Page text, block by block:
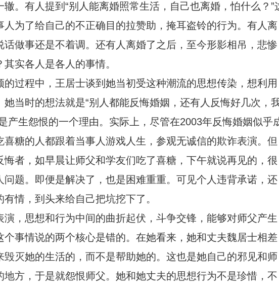
。有人提到“别人能离婚照常生活，自己也离婚，怕什么？”
为了给自己的不正确目的拉赞助，掩耳盗铃的行为。有人离
话做事还是不着调。还有人离婚了之后，至今形影相吊，悲惨
实各人是各人的事情。
过程中，王居士谈到她当初受这种潮流的思想传染，想利用
当时的想法就是“别人都能反悔婚姻，还有人反悔好几次，
产生怨恨的一个理由。实际上，尽管在2003年反悔婚姻似乎
糖的人都跟着当事人游戏人生，参观无诚信的欺诈表演。但
悔者，如早晨让师父和学友们吃了喜糖，下午就说再见的，很
问题。即便是解决了，也是困难重重。可见个人违背承诺，还
情，到头来给自己把坑挖下了。
演，思想和行为中间的曲折起伏，斗争交锋，能够对师父产生
事情说的两个核心是错的。在她看来，她和丈夫魏居士相差
毁灭她的生活的，而不是帮助她的。这也是她自己的邪见和师
方，于是就怨恨师父。她和她丈夫的思想行为不是珍惜，不